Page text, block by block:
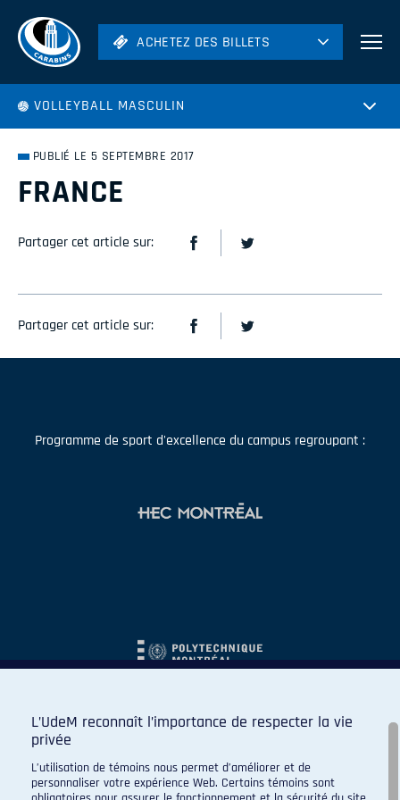
ACHETEZ DES BILLETS
Hockey
ACHETEZ DES BILLETS
VOLLEYBALL MASCULIN
PUBLIÉ LE 5 SEPTEMBRE 2017
FRANCE
Partager cet article sur:
Partager cet article sur:
Programme de sport d'excellence du campus regroupant :
L’UdeM reconnaît l’importance de respecter la vie
privée
L’utilisation de témoins nous permet d’améliorer et de
personnaliser votre expérience Web. Certains témoins sont